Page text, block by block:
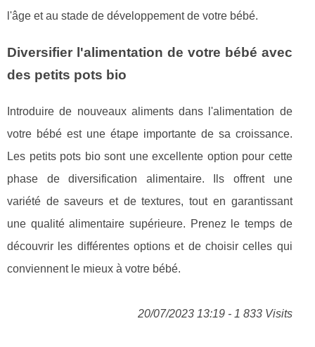
l'âge et au stade de développement de votre bébé.
Diversifier l'alimentation de votre bébé avec
des petits pots bio
Introduire de nouveaux aliments dans l'alimentation de
votre bébé est une étape importante de sa croissance.
Les petits pots bio sont une excellente option pour cette
phase de diversification alimentaire. Ils offrent une
variété de saveurs et de textures, tout en garantissant
une qualité alimentaire supérieure. Prenez le temps de
découvrir les différentes options et de choisir celles qui
conviennent le mieux à votre bébé.
20/07/2023 13:19 - 1 833 Visits